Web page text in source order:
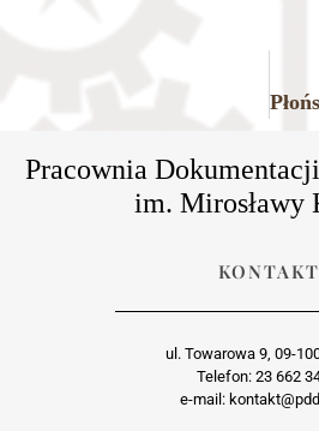
Pracownia
im. Mirosławy
KONTAKT
ul. Towarowa 9, 09-
Telefon: 23 662
e-mail: